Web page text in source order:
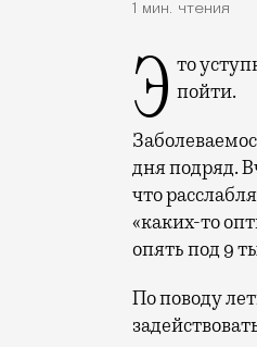
1 мин. чтения
Это уступка бизнесу (одна из немногих), на которую московские власти готовы пойти.
дня подряд.
что
«каких-то
опять под 9
По поводу